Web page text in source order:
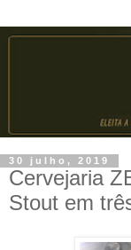
30 julho, 2019
Cervejaria
Stout em